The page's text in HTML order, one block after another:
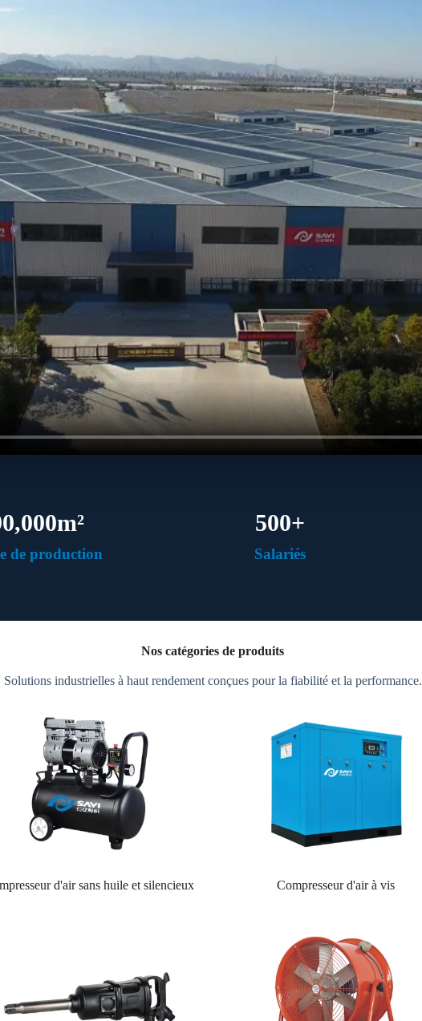
de production
m²
Salariés
500+
Nos catégories de produits
Solutions industrielles à haut rendement conçues pour la fiabilité et la performance.
d'air sans huile et silencieux Compresseur d'air à vis